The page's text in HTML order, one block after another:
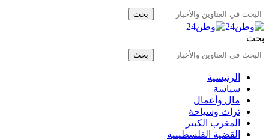
بحث
الرئيسية
سياسة
مال وأعمال
تراث وسياحة
المغرب الكبير
القضية الفلسطينية